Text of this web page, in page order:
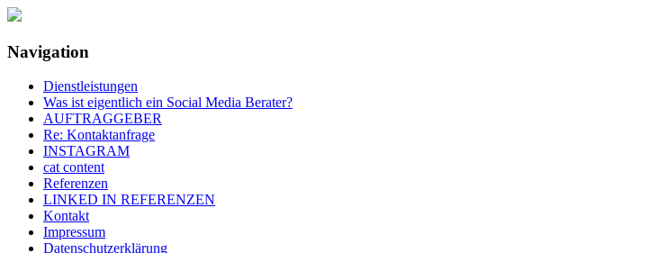
klisch.net
social media rockt
Navigation
Dienstleistungen
Was ist eigentlich ein Social Media Berater?
AUFTRAGGEBER
Re: Kontaktanfrage
INSTAGRAM
cat content
Referenzen
LINKED IN REFERENZEN
Kontakt
Impressum
Datenschutzerklärung